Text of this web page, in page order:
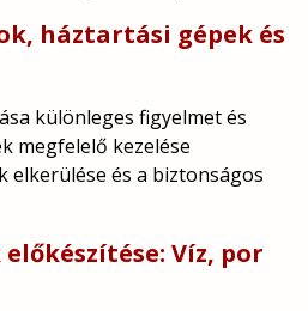
háztartási gépek és
különleges figyelmet és
megfelelő kezelése
elkerülése és a biztonságos
Víz, por